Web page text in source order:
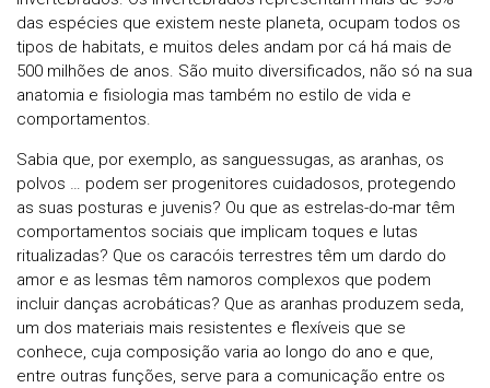
das espécies que existem neste planeta, ocupam todos os
tipos de habitats, e muitos deles andam por cá há mais de
500 milhões de anos. São muito diversificados, não só na sua
anatomia e fisiologia mas também no estilo de vida e
comportamentos.
Sabia que, por exemplo, as sanguessugas, as aranhas, os
polvos … podem ser progenitores cuidadosos, protegendo
as suas posturas e juvenis? Ou que as estrelas-do-mar têm
comportamentos sociais que implicam toques e lutas
ritualizadas? Que os caracóis terrestres têm um dardo do
amor e as lesmas têm namoros complexos que podem
incluir danças acrobáticas? Que as aranhas produzem seda,
um dos materiais mais resistentes e flexíveis que se
conhece, cuja composição varia ao longo do ano e que,
entre outras funções, serve para a comunicação entre os